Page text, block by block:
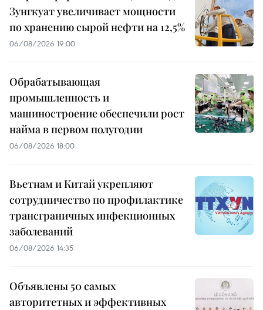
Зунгкуат увеличивает мощности
по хранению сырой нефти на 12,5%
06/08/2026 19:00
Обрабатывающая
промышленность и
машиностроение обеспечили рост
найма в первом полугодии
06/08/2026 18:00
Вьетнам и Китай укрепляют
сотрудничество по профилактике
трансграничных инфекционных
заболеваний
06/08/2026 14:35
Объявлены 50 самых
авторитетных и эффективных